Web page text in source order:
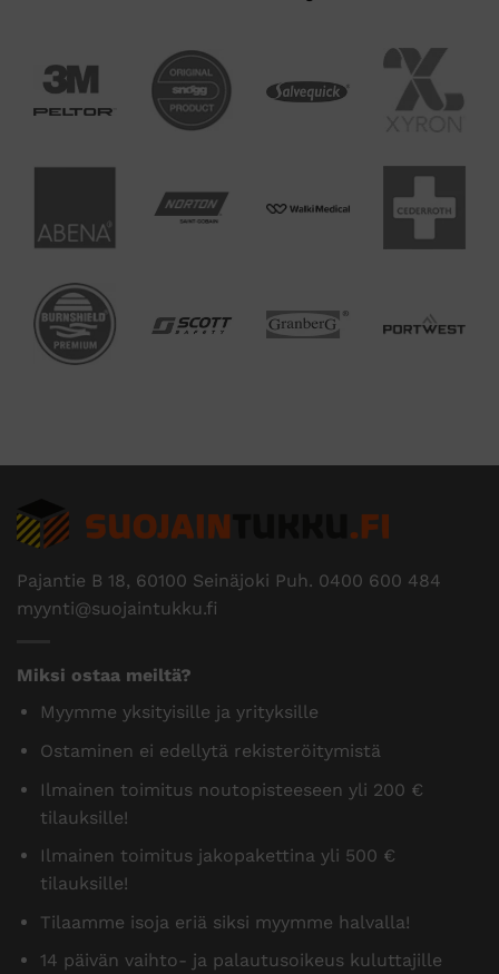
Pajantie B 18, 60100 Seinäjoki Puh. 0400 600 484
myynti@suojaintukku.fi
Miksi ostaa meiltä?
Myymme yksityisille ja yrityksille
Ostaminen ei edellytä rekisteröitymistä
Ilmainen toimitus noutopisteeseen yli 200 €
tilauksille!
Ilmainen toimitus jakopakettina yli 500 €
tilauksille!
Tilaamme isoja eriä siksi myymme halvalla!
14 päivän vaihto- ja palautusoikeus kuluttajille